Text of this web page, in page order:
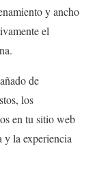
y ancho
el
de
los
en tu sitio web
y la experiencia